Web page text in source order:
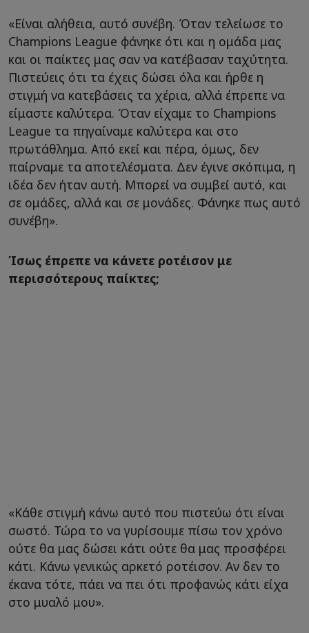
«Είναι αλήθεια, αυτό συνέβη. Όταν τελείωσε το
Champions League φάνηκε ότι και η ομάδα μας
και οι παίκτες μας σαν να κατέβασαν ταχύτητα.
Πιστεύεις ότι τα έχεις δώσει όλα και ήρθε η
στιγμή να κατεβάσεις τα χέρια, αλλά έπρεπε να
είμαστε καλύτερα. Όταν είχαμε το Champions
League τα πηγαίναμε καλύτερα και στο
πρωτάθλημα. Από εκεί και πέρα, όμως, δεν
παίρναμε τα αποτελέσματα. Δεν έγινε σκόπιμα, η
ιδέα δεν ήταν αυτή. Μπορεί να συμβεί αυτό, και
σε ομάδες, αλλά και σε μονάδες. Φάνηκε πως αυτό
συνέβη».
Ίσως έπρεπε να κάνετε ροτέισον με
περισσότερους παίκτες;
«Κάθε στιγμή κάνω αυτό που πιστεύω ότι είναι
σωστό. Τώρα το να γυρίσουμε πίσω τον χρόνο
ούτε θα μας δώσει κάτι ούτε θα μας προσφέρει
κάτι. Κάνω γενικώς αρκετό ροτέισον. Αν δεν το
έκανα τότε, πάει να πει ότι προφανώς κάτι είχα
στο μυαλό μου».